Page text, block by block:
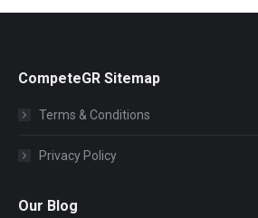
CompeteGR Sitemap
Terms & Conditions
Privacy Policy
Our Blog